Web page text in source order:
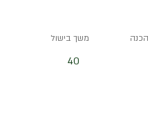
משך בישול
40